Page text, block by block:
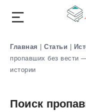
Главная | Статьи |
пропавших без вести
истории
Поиск